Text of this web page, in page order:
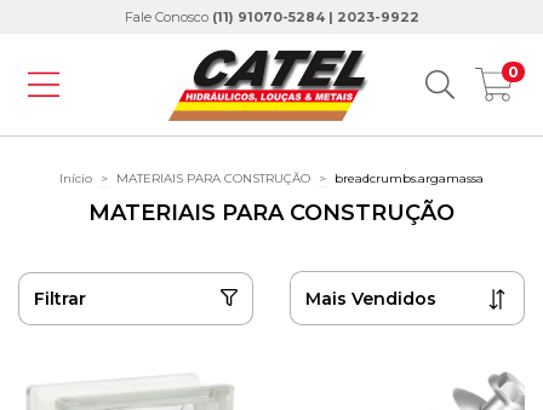
Fale Conosco (11) 91070-5284 | 2023-9922
0
Início > MATERIAIS PARA CONSTRUÇÃO > breadcrumbs.argamassa
MATERIAIS PARA CONSTRUÇÃO
Filtrar